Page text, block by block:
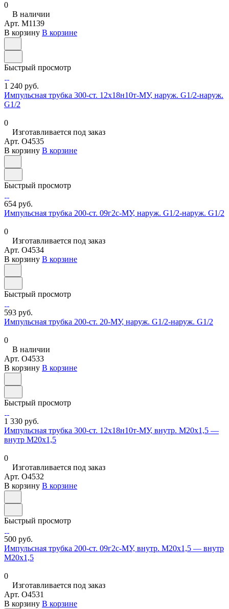
0
В наличии
Арт. M1139
В корзину В корзине
Быстрый просмотр
1 240 руб.
Импульсная трубка 300-ст. 12х18н10т-МУ, наруж. G1/2-наруж.
G1/2
0
Изготавливается под заказ
Арт. O4535
В корзину В корзине
Быстрый просмотр
654 руб.
Импульсная трубка 200-ст. 09г2с-МУ, наруж. G1/2-наруж. G1/2
0
Изготавливается под заказ
Арт. O4534
В корзину В корзине
Быстрый просмотр
593 руб.
Импульсная трубка 200-ст. 20-МУ, наруж. G1/2-наруж. G1/2
0
В наличии
Арт. O4533
В корзину В корзине
Быстрый просмотр
1 330 руб.
Импульсная трубка 300-ст. 12х18н10т-МУ, внутр. М20х1,5 —
внутр М20х1,5
0
Изготавливается под заказ
Арт. O4532
В корзину В корзине
Быстрый просмотр
500 руб.
Импульсная трубка 200-ст. 09г2с-МУ, внутр. М20х1,5 — внутр
М20х1,5
0
Изготавливается под заказ
Арт. O4531
В корзину В корзине